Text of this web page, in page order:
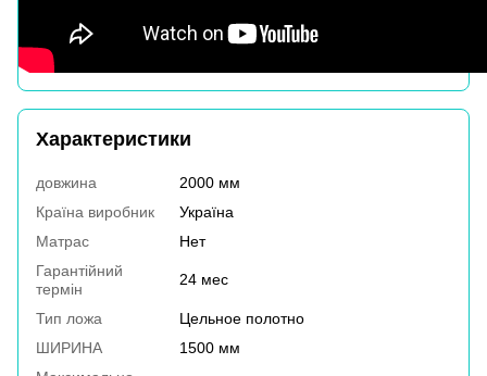
Характеристики
довжина
2000 мм
Країна виробник
Україна
Матрас
Нет
Гарантійний
термін
24 мес
Тип ложа
Цельное полотно
ШИРИНА
1500 мм